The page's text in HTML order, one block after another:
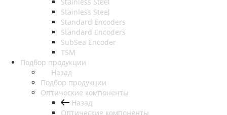
Stainless Steel
Standard Encoders
Standard Encoders
SubSea Encoder
TSM
Подбор продукции
Назад
Подбор продукции
Оптические компоненты
Назад
Оптические компоненты